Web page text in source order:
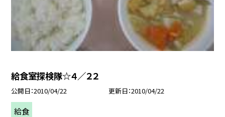
給食室探検隊☆４／２２
公開日 2010/04/22 更新日 2010/04/22
給食